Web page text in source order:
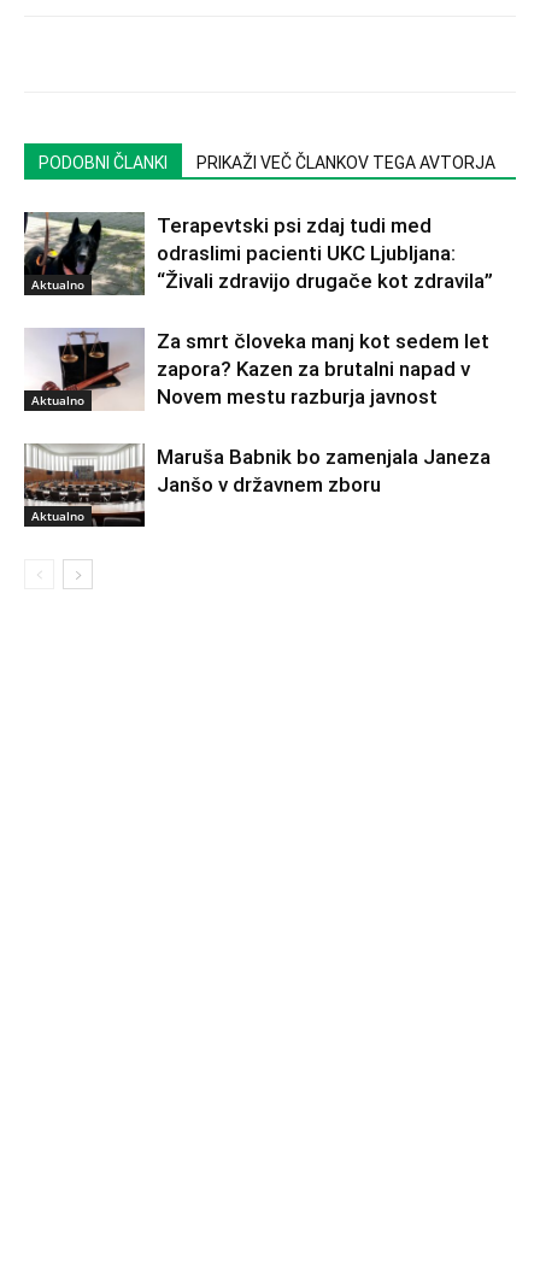
PODOBNI ČLANKI PRIKAŽI VEČ ČLANKOV TEGA AVTORJA
Aktualno
Terapevtski psi zdaj tudi med
odraslimi pacienti UKC Ljubljana:
“Živali zdravijo drugače kot zdravila”
Aktualno
Za smrt človeka manj kot sedem let
zapora? Kazen za brutalni napad v
Novem mestu razburja javnost
Aktualno
Maruša Babnik bo zamenjala Janeza
Janšo v državnem zboru